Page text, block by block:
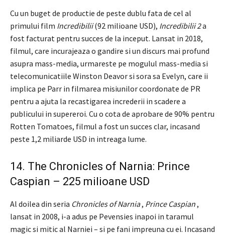
Cu un buget de productie de peste dublu fata de cel al
primului film Incredibilii(92 milioane USD), Incredibilii 2a
fost facturat pentru succes de la inceput. Lansat in 2018,
filmul, care incurajeaza o gandire si un discurs mai profund
asupra mass-media, urmareste pe mogulul mass-media si
telecomunicatiile Winston Deavor si sora sa Evelyn, care ii
implica pe Parr in filmarea misiunilor coordonate de PR
pentru a ajuta la recastigarea increderii in scadere a
publicului in supereroi. Cu o cota de aprobare de 90% pentru
Rotten Tomatoes, filmul a fost un succes clar, incasand
peste 1,2 miliarde USD in intreaga lume.
14. The Chronicles of Narnia: Prince
Caspian – 225 milioane USD
Al doilea din seria Chronicles of Narnia, Prince Caspian,
lansat in 2008, i-a adus pe Pevensies inapoi in taramul
magic si mitic al Narniei – si pe fani impreuna cu ei. Incasand